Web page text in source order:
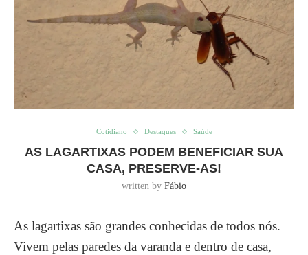
Cotidiano Destaques Saúde
AS LAGARTIXAS PODEM BENEFICIAR SUA
CASA, PRESERVE-AS!
written by Fábio
As lagartixas são grandes conhecidas de todos nós.
Vivem pelas paredes da varanda e dentro de casa,